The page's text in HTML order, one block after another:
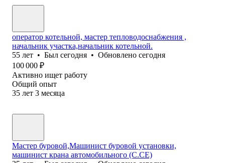
оператор котельной, мастер тепловодоснабжения ,
начальник участка,начальник котельной.
55 лет • Был сегодня • Обновлено сегодня
100 000 ₽
Активно ищет работу
Общий опыт
35 лет 3 месяца
Мастер буровой,Машинист буровой установки,
машинист крана автомобильного (С.СЕ)